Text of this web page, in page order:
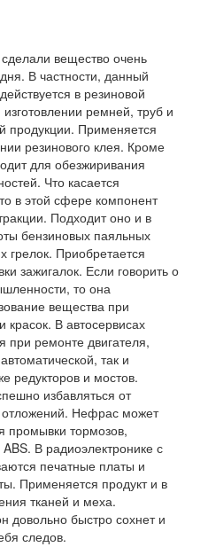
вещество очень
В частности, данный
в резиновой
ремней, труб и
продукции. Применяется
резинового клея. Кроме
для обезжиривания
Что касается
в этой сфере компонент
Подходит оно и в
бензиновых паяльных
грелок. Приобретается
зажигалок. Если говорить о
то она
вещества при
красок. В автосервисах
при ремонте двигателя,
так и
редукторов и мостов.
избавляться от
Нефрас может
промывки тормозов,
В радиоэлектронике с
печатные платы и
Применяется продукт и в
тканей и меха.
довольно быстро сохнет и
следов.